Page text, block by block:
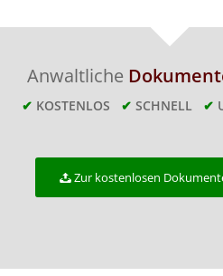
Anwaltliche
✔ KOSTENLOS ✔ SCHNELL ✔
Zur kostenlosen